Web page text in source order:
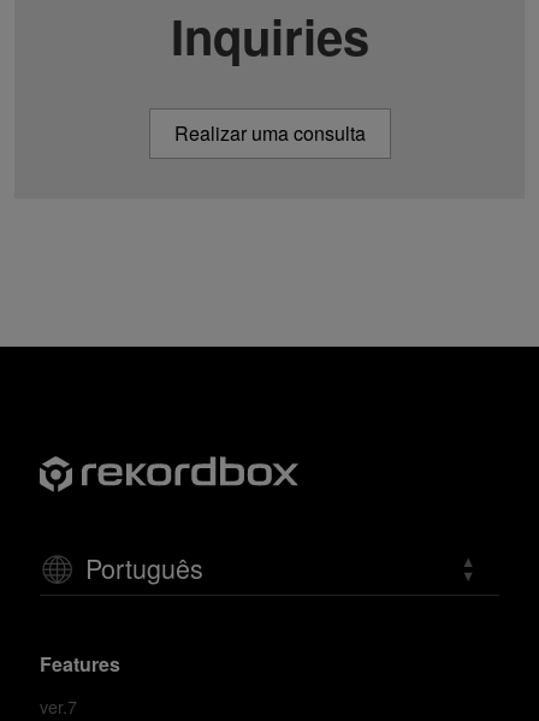
Inquiries
Realizar uma consulta
Português
Features
ver.7